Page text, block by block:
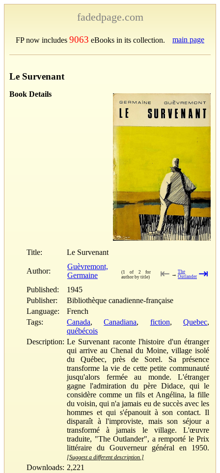
fadedpage.com
FP now includes 9063 eBooks in its collection. main page
Le Survenant
Book Details
Title: Le Survenant
Author:
Guèvremont,
Germaine
(1 of 2 for
author by title)
⇤ → The
Outlander ⇥
Published:
1945
Publisher:
Bibliothèque canadienne-française
Language:
French
Tags:
Canada,Canadiana, fiction,Quebec,
québécois
Description: Le Survenant raconte l'histoire d'un étranger
qui arrive au Chenal du Moine, village isolé
du Québec, près de Sorel. Sa présence
transforme la vie de cette petite communauté
jusqu'alors fermée au monde. L'étranger
gagne l'admiration du père Didace, qui le
considère comme un fils et Angélina, la fille
du voisin, qui n'a jamais eu de succès avec les
hommes et qui s'épanouit à son contact. Il
disparaît à l'improviste, mais son séjour a
transformé à jamais le village. L'œuvre
traduite, "The Outlander", a remporté le Prix
littéraire du Gouverneur général en 1950.
[Suggest a different description.]
Downloads: 2,221